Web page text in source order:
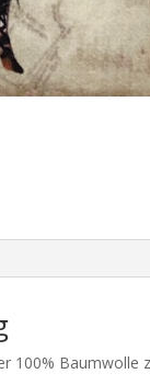
100% Baumwolle